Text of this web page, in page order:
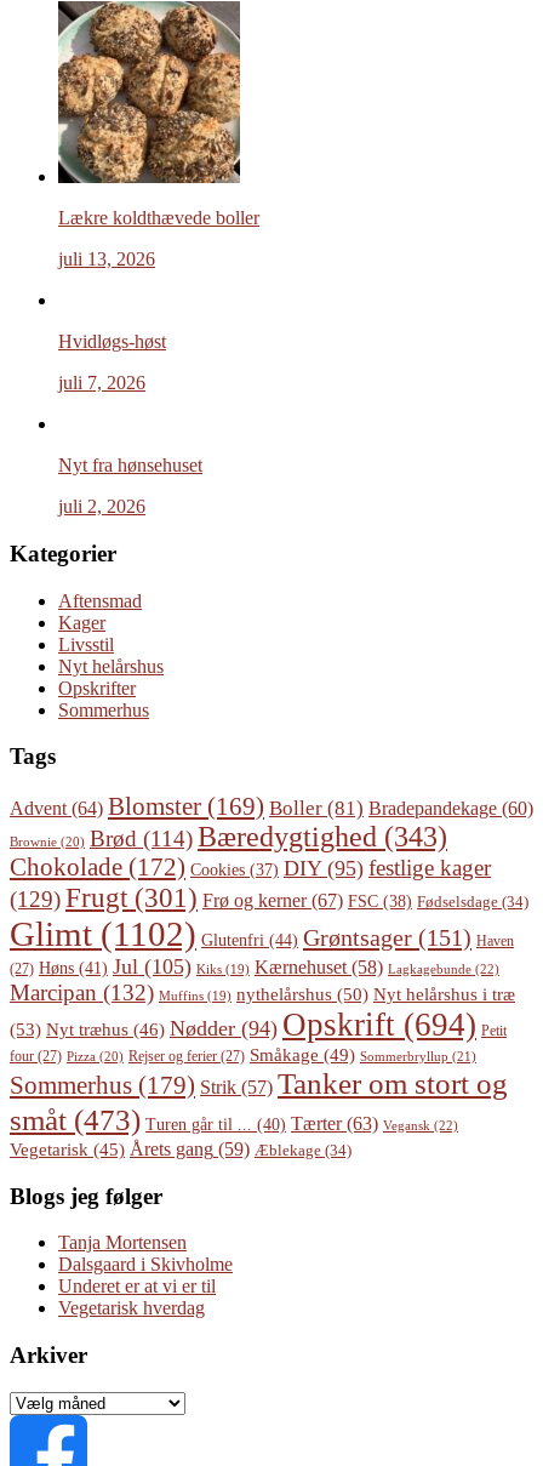
Lækre koldthævede boller
juli 13, 2026
Hvidløgs-høst
juli 7, 2026
Nyt fra hønsehuset
juli 2, 2026
Kategorier
Aftensmad
Kager
Livsstil
Nyt helårshus
Opskrifter
Sommerhus
Tags
Advent (64) Blomster (169) Boller (81) Bradepandekage (60)
Brownie (20) Brød (114)Bæredygtighed (343)
Chokolade (172) Cookies (37) DIY(95) festlige kager
(129)Frugt (301) Frø og kerner(67) FSC (38) Fødselsdage (34)
Glimt (1102) Glutenfri (44) Grøntsager (151) Haven
(27) Høns (41) Jul (105) Kiks (19) Kærnehuset (58) Lagkagebunde (22)
Marcipan (132) Muffins (19) nythelårshus (50) Nyt helårshus i træ
(53) Nyt træhus (46) Nødder (94) Opskrift (694) Petit
four (27) Pizza (20) Rejser og ferier (27) Småkage (49) Sommerbryllup (21)
Sommerhus (179) Strik (57) Tanker om stort og
småt (473) Turen går til ... (40) Tærter(63) Vegansk (22)
Vegetarisk (45) Årets gang (59) Æblekage (34)
Blogs jeg følger
Tanja Mortensen
Dalsgaard i Skivholme
Underet er at vi er til
Vegetarisk hverdag
Arkiver
Arkiver